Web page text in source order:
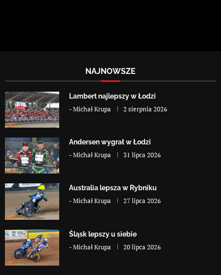
NAJNOWSZE
Lambert najlepszy w Łodzi
-Michał Krupa 2 sierpnia 2026
Andersen wygrał w Łodzi
-Michał Krupa 31 lipca 2026
Australia lepsza w Rybniku
-Michał Krupa 27 lipca 2026
Śląsk lepszy u siebie
-Michał Krupa 20 lipca 2026